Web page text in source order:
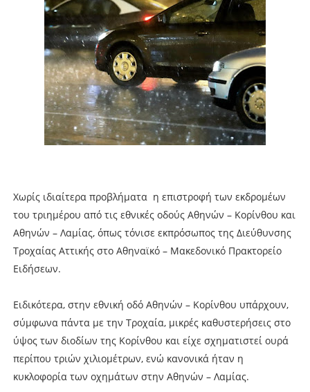
Χωρίς ιδιαίτερα προβλήματα η επιστροφή των εκδρομέων
του τριημέρου από τις εθνικές οδούς Αθηνών – Κορίνθου και
Αθηνών – Λαμίας, όπως τόνισε εκπρόσωπος της Διεύθυνσης
Τροχαίας Αττικής στο Αθηναϊκό – Μακεδονικό Πρακτορείο
Ειδήσεων.
Ειδικότερα, στην εθνική οδό Αθηνών – Κορίνθου υπάρχουν,
σύμφωνα πάντα με την Τροχαία, μικρές καθυστερήσεις στο
ύψος των διοδίων της Κορίνθου και είχε σχηματιστεί ουρά
περίπου τριών χιλιομέτρων, ενώ κανονικά ήταν η
κυκλοφορία των οχημάτων στην Αθηνών – Λαμίας.